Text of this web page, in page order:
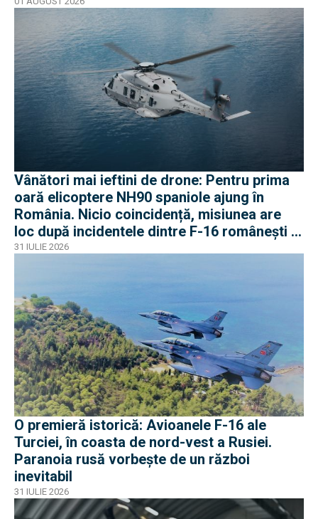
Vânători mai ieftini de drone: Pentru prima
oară elicoptere NH90 spaniole ajung în
România. Nicio coincidență, misiunea are
loc după incidentele dintre F-16 românești și
dronele ruse
31 IULIE 2026
O premieră istorică: Avioanele F-16 ale
Turciei, în coasta de nord-vest a Rusiei.
Paranoia rusă vorbește de un război
inevitabil
31 IULIE 2026